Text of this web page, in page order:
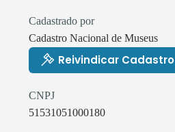
Cadastrado por
Cadastro Nacional de Museus
Reivindicar Cadastro
CNPJ
51531051000180